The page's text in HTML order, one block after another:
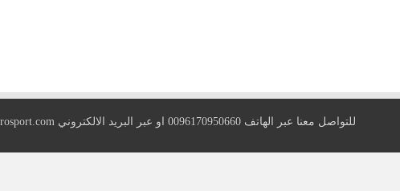
للتواصل معنا عبر الهاتف 0096170950660 او عبر البريد الالكتروني